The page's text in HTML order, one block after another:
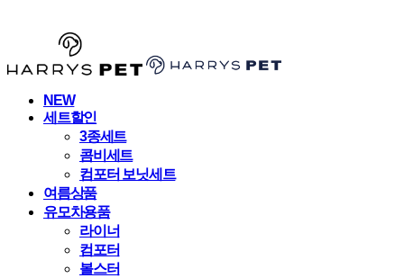
NEW
세트할인
3종세트
콤비세트
컴포터 보닛세트
여름상품
유모차용품
라이너
컴포터
볼스터